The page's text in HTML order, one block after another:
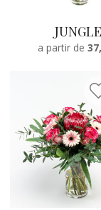
JUNGLE
a partir de